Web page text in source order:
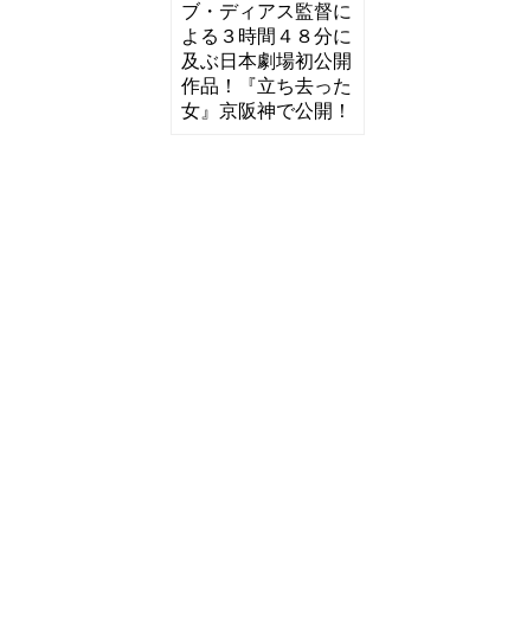
ブ・ディアス監督に
よる３時間４８分に
及ぶ日本劇場初公開
作品！『立ち去った
女』京阪神で公開！